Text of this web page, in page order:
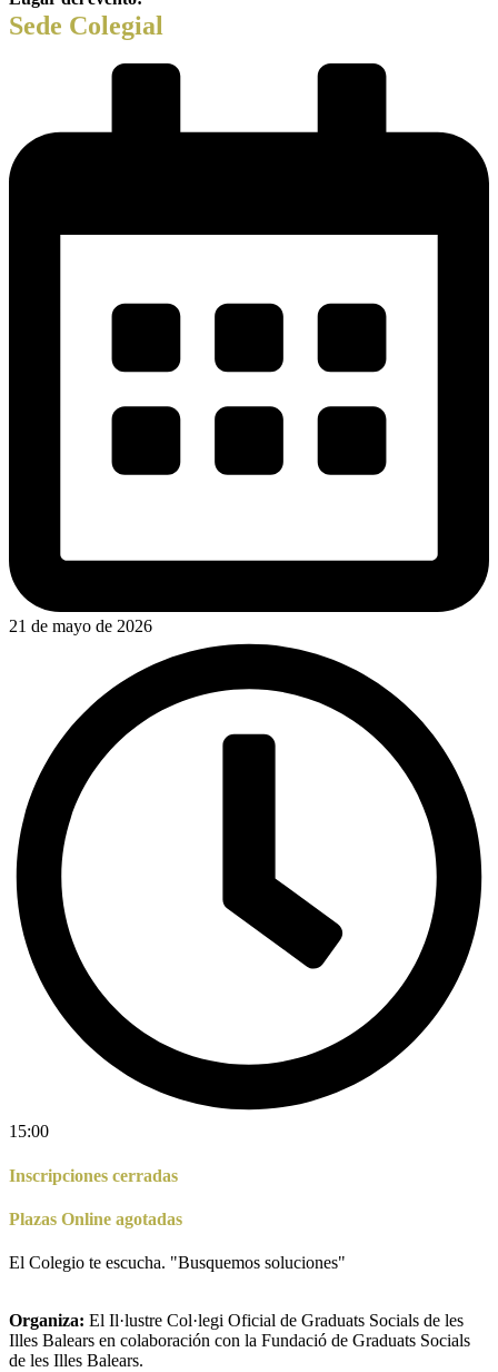
Sede Colegial
21 de mayo de 2026
15:00
Inscripciones cerradas
Plazas Online agotadas
El Colegio te escucha. "Busquemos soluciones"
Organiza: El Il·lustre Col·legi Oficial de Graduats Socials de les
Illes Balears en colaboración con la Fundació de Graduats Socials
de les Illes Balears.